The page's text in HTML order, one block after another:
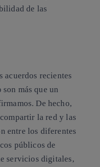
de las
recientes
más que un
De hecho,
la red y las
entre los diferentes
públicos de
servicios digitales,